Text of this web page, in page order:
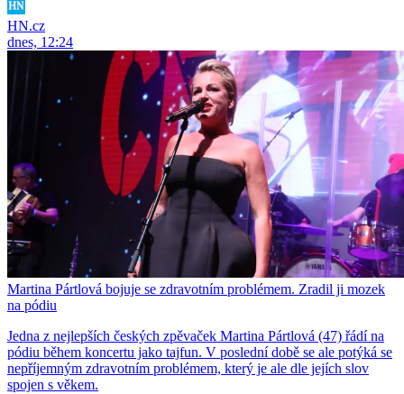
HN.cz
dnes, 12:24
Martina Pártlová bojuje se zdravotním problémem. Zradil ji mozek
na pódiu
Jedna z nejlepších českých zpěvaček Martina Pártlová (47) řádí na
pódiu během koncertu jako tajfun. V poslední době se ale potýká se
nepříjemným zdravotním problémem, který je ale dle jejích slov
spojen s věkem.